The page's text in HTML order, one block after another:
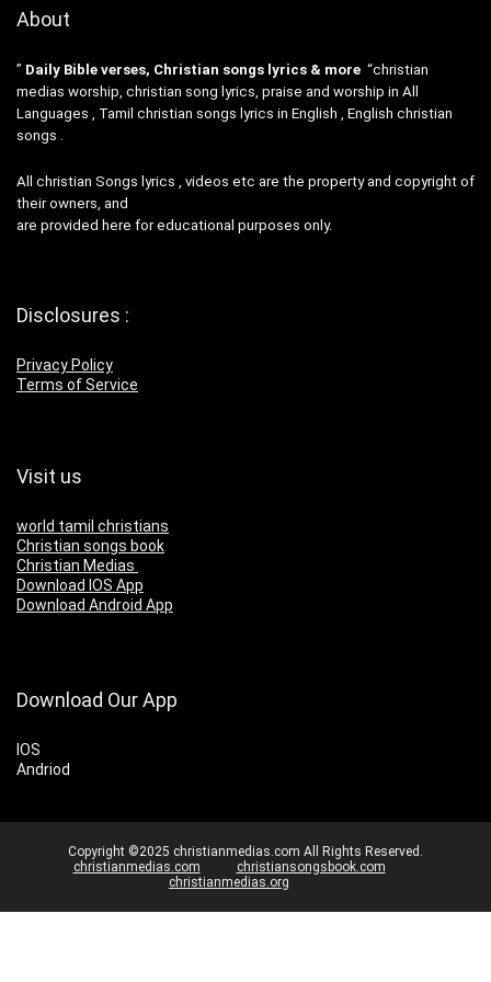
About
” Daily Bible verses, Christian songs lyrics & more “christian
medias worship, christian song lyrics, praise and worship in All
Languages , Tamil christian songs lyrics in English , English christian
songs .
All christian Songs lyrics , videos etc are the property and copyright of
their owners, and
are provided here for educational purposes only.
Disclosures :
Privacy Policy
Terms of Service
Visit us
world tamil christians
Christian songs book
Christian Medias
Download IOS App
Download Android App
Download Our App
IOS
Andriod
Copyright ©2025 christianmedias.com All Rights Reserved.
christianmedias.com
christiansongsbook.com
christianmedias.org